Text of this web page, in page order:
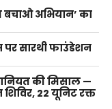
अभियान’ का
पर सारथी फाउंडेशन
की मिसाल —
22 यूनिट रक्त